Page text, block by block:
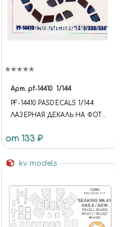
Арт. pf-14410 1/144
PF-14410 PASDECALS 1/144
ЛАЗЕРНАЯ ДЕКАЛЬ НА ФОТО
КАБИНЫ НА А310
от 133 ₽
kv models